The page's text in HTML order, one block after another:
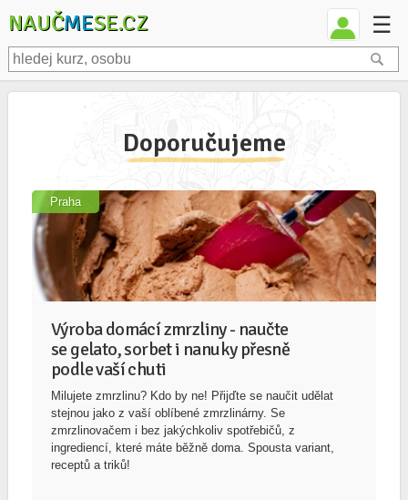
NAUČMESE.CZ ☰
Doporučujeme
Výroba domácí zmrzliny - naučte
se gelato, sorbet i nanuky přesně
podle vaší chuti
Milujete zmrzlinu? Kdo by ne! Přijďte se naučit udělat
stejnou jako z vaší oblíbené zmrzlinárny. Se
zmrzlinovačem i bez jakýchkoliv spotřebičů, z
ingrediencí, které máte běžně doma. Spousta variant,
receptů a triků!
Praha